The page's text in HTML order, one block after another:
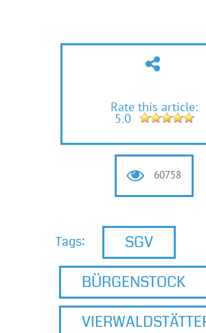
Rate this article:
5.0
60758
Tags:
SGV
BÜRGENSTOCK